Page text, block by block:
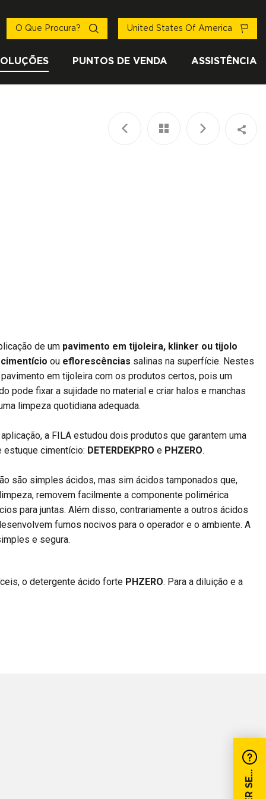
PUNTOS DE VENDA ASSISTÊNCIA
O Que Procura? United States Of America
de um pavimento em tijoleira, klinker ou tijolo
ou eflorescências salinas na superfície. Nestes
em tijoleira com os produtos certos, pois um
pode fixar a sujidade no material e criar halos e manchas
limpeza quotidiana adequada.
a FILA estudou dois produtos que garantem uma
cimentício: DETERDEKPRO e PHZERO.
são simples ácidos, mas sim ácidos tamponados que,
removem facilmente a componente polimérica
para juntas. Além disso, contrariamente a outros ácidos
fumos nocivos para o operador e o ambiente. A
e segura.
o detergente ácido forte PHZERO. Para a diluição e a